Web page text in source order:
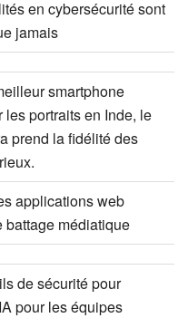
en cybersécurité sont
jamais
smartphone
portraits en Inde, le
prend la fidélité des
applications web
battage médiatique
de sécurité pour
pour les équipes